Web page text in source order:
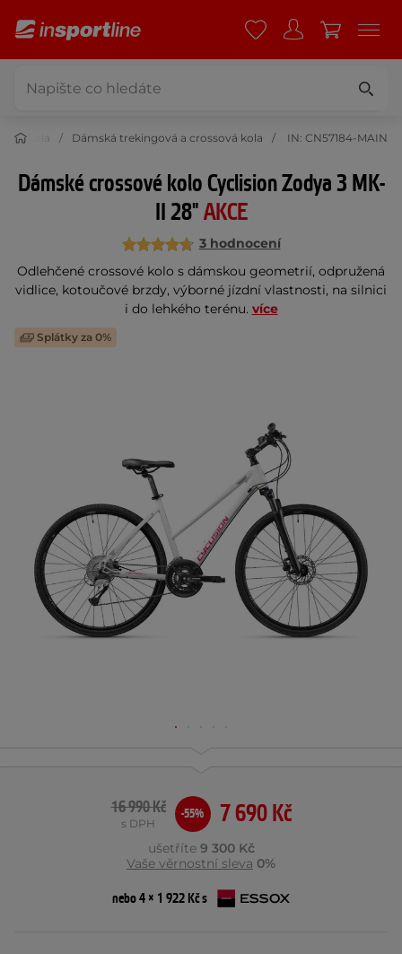
kola Dámská trekingová a crossová kola IN: CN57184-MAIN
Dámské crossové kolo Cyclision Zodya 3 MK-
II 28"AKCE
3 hodnocení
Odlehčené crossové kolo s dámskou geometrií, odpružená
vidlice, kotoučové brzdy, výborné jízdní vlastnosti, na silnici
i do lehkého terénu. více
Splátky za 0%
7 690 Kč
16 990 Kč
s DPH
-55%
ušetříte 9 300 Kč
Vaše věrnostní sleva 0%
nebo 4 × 1 922 Kč s